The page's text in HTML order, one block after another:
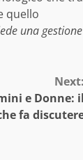
quello
una gestione
Next:
e Donne: il
fa